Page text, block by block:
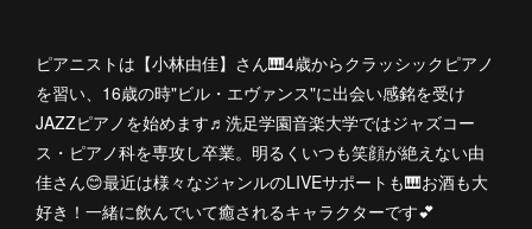
ピアニストは【小林由佳】さん🎹4歳からクラッシックピアノ
を習い、16歳の時"ビル・エヴァンス"に出会い感銘を受け
JAZZピアノを始めます♬洗足学園音楽大学ではジャズコー
ス・ピアノ科を専攻し卒業。明るくいつも笑顔が絶えない由
佳さん😊最近は様々なジャンルのLIVEサポートも🎹お酒も大
好き！一緒に飲んでいて癒されるキャラクターです💕